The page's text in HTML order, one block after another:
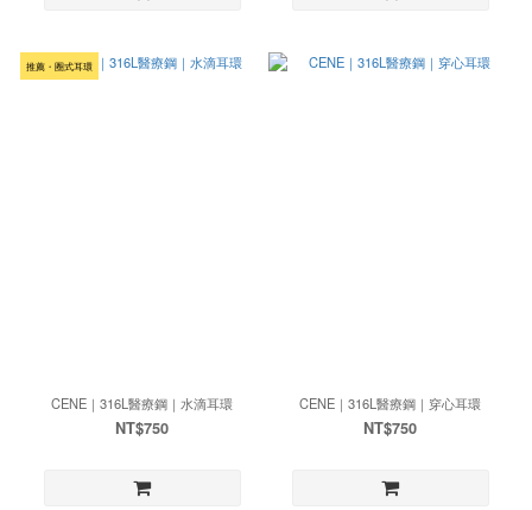
推薦・圈式耳環
CENE｜316L醫療鋼｜水滴耳環
NT$750
CENE｜316L醫療鋼｜穿心耳環
NT$750